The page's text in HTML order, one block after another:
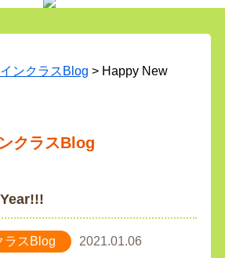
ンクラスBlog > Happy New
クラスBlog
ラスBlog 2021.01.06